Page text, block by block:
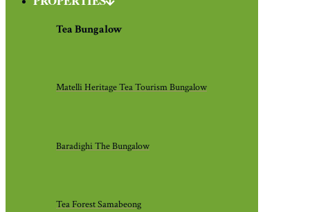
Tea Bungalow
Matelli Heritage Tea Tourism Bungalow
Baradighi The Bungalow
Tea Forest Samabeong